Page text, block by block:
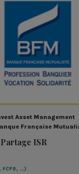
Asset Management
Française
ISR
FCPR, …)